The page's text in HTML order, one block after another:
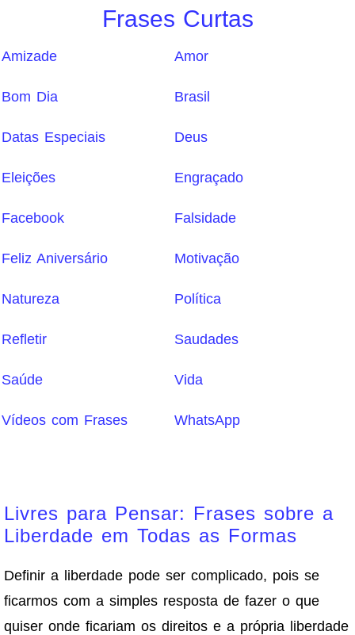
Frases Curtas
Amizade Amor
Bom Dia Brasil
Datas Especiais Deus
Eleições Engraçado
Facebook Falsidade
Feliz Aniversário Motivação
Natureza Política
Refletir Saudades
Saúde Vida
Vídeos com Frases WhatsApp
Livres para Pensar: Frases sobre a
Liberdade em Todas as Formas
Definir a liberdade pode ser complicado, pois se
ficarmos com a simples resposta de fazer o que
quiser onde ficariam os direitos e a própria liberdade